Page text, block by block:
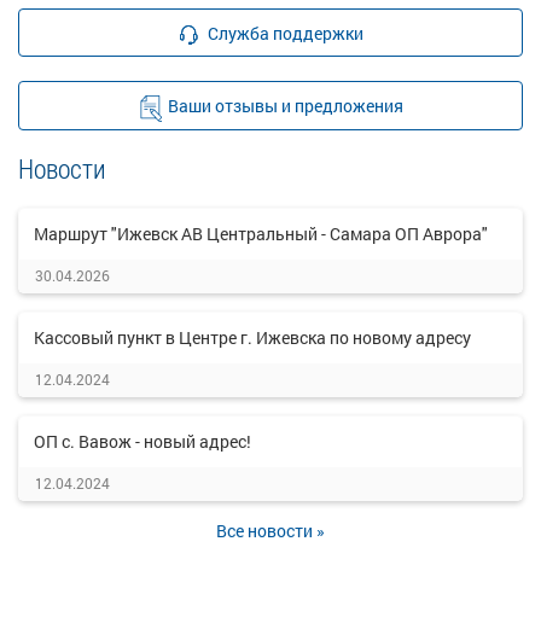
Служба поддержки
Ваши отзывы и предложения
Новости
Маршрут "Ижевск АВ Центральный - Самара ОП Аврора"
30.04.2026
Кассовый пункт в Центре г. Ижевска по новому адресу
12.04.2024
ОП с. Вавож - новый адрес!
12.04.2024
Все новости »